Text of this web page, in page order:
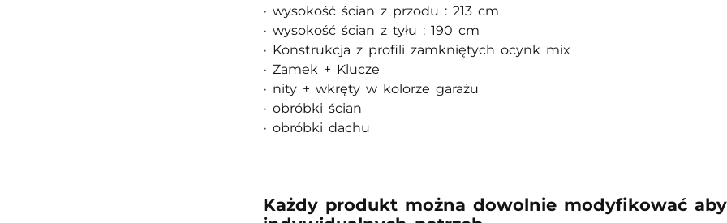
• wysokość ścian z przodu : 213 cm
• wysokość ścian z tyłu : 190 cm
• Konstrukcja z profili zamkniętych ocynk mix
• Zamek + Klucze
• nity + wkręty w kolorze garażu
• obróbki ścian
• obróbki dachu
Każdy produkt można dowolnie modyfikować